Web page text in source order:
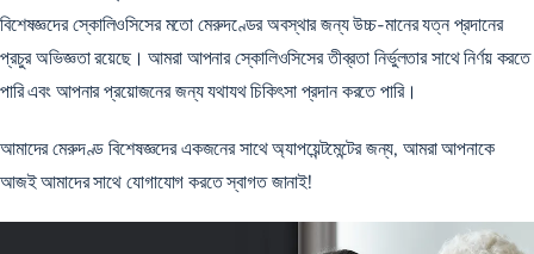
বিশেষজ্ঞদের স্কোলিওসিসের মতো মেরুদণ্ডের অবস্থার জন্য উচ্চ-মানের যত্ন প্রদানের
প্রচুর অভিজ্ঞতা রয়েছে। আমরা আপনার স্কোলিওসিসের তীব্রতা নির্ভুলতার সাথে নির্ণয় করতে
পারি এবং আপনার প্রয়োজনের জন্য যথাযথ চিকিৎসা প্রদান করতে পারি।
আমাদের মেরুদণ্ড বিশেষজ্ঞদের একজনের সাথে অ্যাপয়েন্টমেন্টের জন্য, আমরা আপনাকে
আজই আমাদের সাথে যোগাযোগকরতে স্বাগত জানাই!